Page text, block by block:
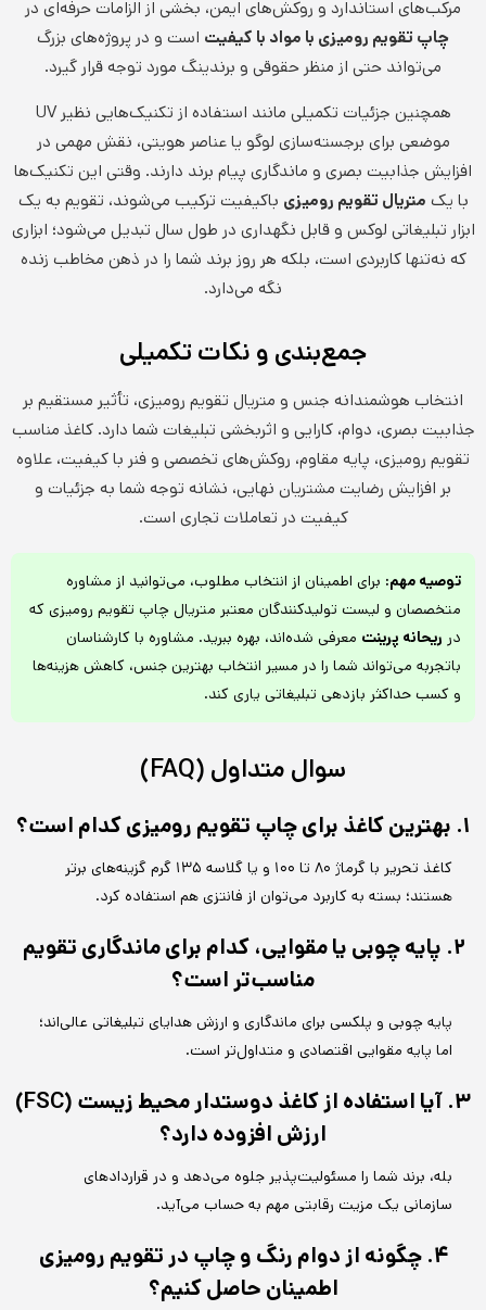
مرکب‌های استاندارد و روکش‌های ایمن، بخشی از الزامات حرفه‌ای در
چاپ تقویم رومیزی با مواد با کیفیت است و در پروژه‌های بزرگ
می‌تواند حتی از منظر حقوقی و برندینگ مورد توجه قرار گیرد.
همچنین جزئیات تکمیلی مانند استفاده از تکنیک‌هایی نظیر UV
موضعی برای برجسته‌سازی لوگو یا عناصر هویتی، نقش مهمی در
افزایش جذابیت بصری و ماندگاری پیام برند دارند. وقتی این تکنیک‌ها
با یک متریال تقویم رومیزی باکیفیت ترکیب می‌شوند، تقویم به یک
ابزار تبلیغاتی لوکس و قابل نگهداری در طول سال تبدیل می‌شود؛ ابزاری
که نه‌تنها کاربردی است، بلکه هر روز برند شما را در ذهن مخاطب زنده
نگه می‌دارد.
جمع‌بندی و نکات تکمیلی
انتخاب هوشمندانه جنس و متریال تقویم رومیزی، تأثیر مستقیم بر
جذابیت بصری، دوام، کارایی و اثربخشی تبلیغات شما دارد. کاغذ مناسب
تقویم رومیزی، پایه مقاوم، روکش‌های تخصصی و فنر با کیفیت، علاوه
بر افزایش رضایت مشتریان نهایی، نشانه توجه شما به جزئیات و
کیفیت در تعاملات تجاری است.
توصیه مهم: برای اطمینان از انتخاب مطلوب، می‌توانید از مشاوره
متخصصان و لیست تولیدکنندگان معتبر متریال چاپ تقویم رومیزی که
در ریحانه پرینت معرفی شده‌اند، بهره ببرید. مشاوره با کارشناسان
باتجربه می‌تواند شما را در مسیر انتخاب بهترین جنس، کاهش هزینه‌ها
و کسب حداکثر بازدهی تبلیغاتی یاری کند.
سوال متداول (FAQ)
۱. بهترین کاغذ برای چاپ تقویم رومیزی کدام است؟
کاغذ تحریر با گرماژ ۸۰ تا ۱۰۰ و یا گلاسه ۱۳۵ گرم گزینه‌های برتر
هستند؛ بسته به کاربرد می‌توان از فانتزی هم استفاده کرد.
۲. پایه چوبی یا مقوایی، کدام برای ماندگاری تقویم
مناسب‌تر است؟
پایه چوبی و پلکسی برای ماندگاری و ارزش هدایای تبلیغاتی عالی‌اند؛
اما پایه مقوایی اقتصادی و متداول‌تر است.
۳. آیا استفاده از کاغذ دوستدار محیط زیست (FSC)
ارزش افزوده دارد؟
بله، برند شما را مسئولیت‌پذیر جلوه می‌دهد و در قراردادهای
سازمانی یک مزیت رقابتی مهم به حساب می‌آید.
۴. چگونه از دوام رنگ و چاپ در تقویم رومیزی
اطمینان حاصل کنیم؟